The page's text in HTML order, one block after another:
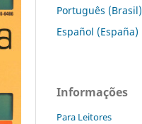
Português (Brasil)
Español (España)
Informações
Para Leitores